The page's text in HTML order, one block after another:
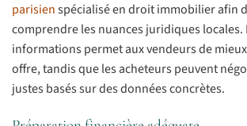
parisienspécialisé en droit immobilier afin
comprendre les nuances juridiques locales.
informations permet aux vendeurs de
offre, tandis que les acheteurs peuvent
justes basés sur des données concrètes.